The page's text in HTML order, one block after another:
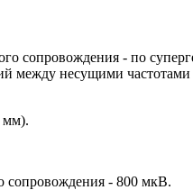
сопровождения - по
между несущими частотами
мм).
сопровождения - 800 мкВ.